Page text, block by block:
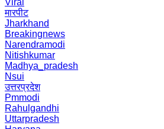
Viral
मारपीट
Jharkhand
Breakingnews
Narendramodi
Nitishkumar
Madhya_pradesh
Nsui
उत्तरप्रदेश
Pmmodi
Rahulgandhi
Uttarpradesh